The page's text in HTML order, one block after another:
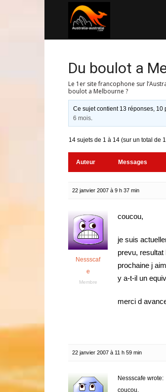
Du boulot a
Le 1er site francophone sur
boulot a Melbourne ?
Ce sujet contient 13 réponses,
6 mois.
14 sujets de 1 à 14 (sur un total de
Auteur Messages
22 janvier 2007 à 9 h 37 min
Nessscaf
e
Membre
coucou,
je suis
prevu,
prochaine j
y a-t-il un
merci d
22 janvier 2007 à 11 h 59 min
Nessscafe wrote:
coucou,